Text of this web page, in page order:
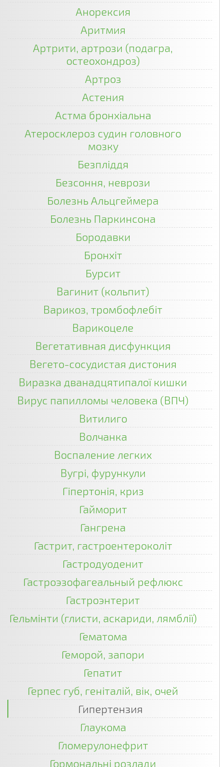
Анорексия
Аритмия
Артрити, артрози (подагра,
остеохондроз)
Артроз
Астения
Астма бронхіальна
Атеросклероз судин головного
мозку
Безпліддя
Безсоння, неврози
Болезнь Альцгеймера
Болезнь Паркинсона
Бородавки
Бронхіт
Бурсит
Вагинит (кольпит)
Варикоз, тромбофлебіт
Варикоцеле
Вегетативная дисфункция
Вегето-сосудистая дистония
Виразка дванадцятипалої кишки
Вирус папилломы человека (ВПЧ)
Витилиго
Волчанка
Воспаление легких
Вугрі, фурункули
Гіпертонія, криз
Гайморит
Гангрена
Гастрит, гастроентероколіт
Гастродуоденит
Гастроэзофагеальный рефлюкс
Гастроэнтерит
Гельмінти (глисти, аскариди, лямблії)
Гематома
Геморой, запори
Гепатит
Герпес губ, геніталій, вік, очей
Гипертензия
Глаукома
Гломерулонефрит
Гормональні розлади